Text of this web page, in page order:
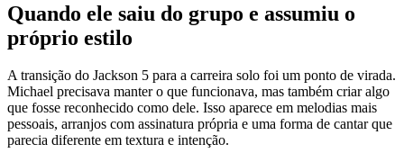
Quando ele saiu do grupo e assumiu o
próprio estilo
A transição do Jackson 5 para a carreira solo foi um ponto de virada.
Michael precisava manter o que funcionava, mas também criar algo
que fosse reconhecido como dele. Isso aparece em melodias mais
pessoais, arranjos com assinatura própria e uma forma de cantar que
parecia diferente em textura e intenção.